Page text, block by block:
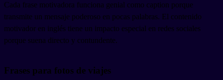
Cada frase motivadora funciona genial como caption porque
transmite un mensaje poderoso en pocas palabras. El contenido
motivador en inglés tiene un impacto especial en redes sociales
porque suena directo y contundente.
Frases para fotos de viajes